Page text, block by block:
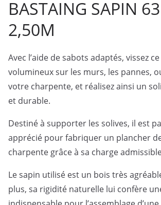
BASTAING SAPIN
2,50M
Avec l’aide de sabots adaptés, vissez
volumineux sur les murs, les pannes,
votre charpente, et réalisez ainsi un
et durable.
Destiné à supporter les solives, il est
apprécié pour fabriquer un plancher
charpente grâce à sa charge
Le sapin utilisé est un bois très
plus, sa rigidité naturelle lui confère